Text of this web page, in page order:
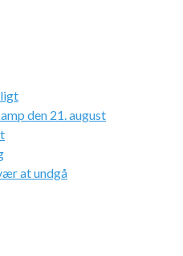
den 21. august
at undgå